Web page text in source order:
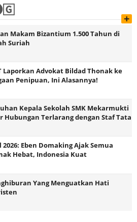
+
Makam Bizantium 1.500 Tahun di
Suriah
Laporkan Advokat Bildad Thonak ke
Penipuan, Ini Alasannya!
Kepala Sekolah SMK Mekarmukti
Hubungan Terlarang dengan Staf Tata
Eben Domaking Ajak Semua
Hebat, Indonesia Kuat
Yang Menguatkan Hati